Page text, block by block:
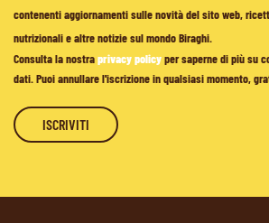
contenenti aggiornamenti sulle novità del sito web,
nutrizionali e altre notizie sul mondo Biraghi.
Consulta la nostraprivacy policyper saperne di più su
dati. Puoi annullare l'iscrizione in qualsiasi momento,